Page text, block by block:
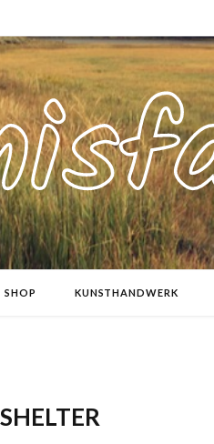
SHOP KUNSTHANDWERK